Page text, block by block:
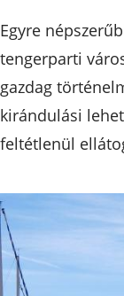
Egyre
tengerparti
gazdag
kirándulási
feltétlenül